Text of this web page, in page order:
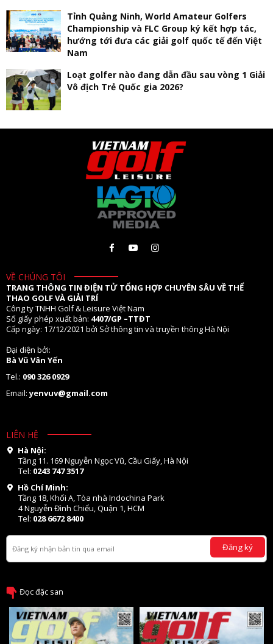
Tỉnh Quảng Ninh, World Amateur Golfers
Championship và FLC Group ký kết hợp tác,
hướng tới đưa các giải golf quốc tế đến Việt
Nam
Loạt golfer nào đang dẫn đầu sau vòng 1 Giải
Vô địch Trẻ Quốc gia 2026?
VỀ CHÚNG TÔI
TRANG THÔNG TIN ĐIỆN TỬ TỔNG HỢP CHUYÊN SÂU VỀ THỂ
THAO GOLF VÀ GIẢI TRÍ
Công ty TNHH Golf & Leisure Việt Nam
Số giấy phép xuất bản: 4407/GP –TTĐT
Cấp ngày: 17/12/2021 bởi Sở thông tin và truyền thông Hà Nội
Đại diện bởi:
Bà Vũ Vân Yến
Tel.: 090 326 0929
Email:yenvuv@gmail.com
LIÊN HỆ
Hà Nội:
Tầng 11. 169 Nguyễn Ngọc Vũ, Cầu Giấy, Hà Nội
Tel: 0243 747 3517
Hồ Chí Minh:
Tầng 18, Khối A, Tòa nhà Indochina Park
4 Nguyễn Đình Chiểu, Quận 1, HCM
Tel: 028 6672 8400
Đăng ký
Đọc đặc san